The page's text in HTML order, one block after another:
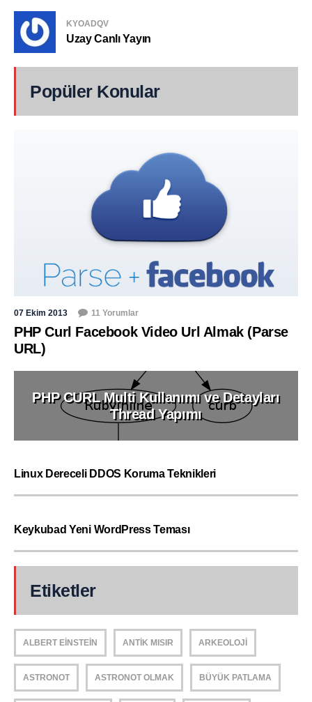
KYOADQV
Uzay Canlı Yayın
Popüler Konular
07 Ekim 2013 11 Yorumlar
PHP Curl Facebook Video Url Almak (Parse
URL)
PHP CURL Multi Kullanımı ve Detayları
Thread Yapımı
Linux Dereceli DDOS Koruma Teknikleri
Keykubad Yeni WordPress Teması
Etiketler
ALBERT EINSTEIN ANTIK MISIR ARKEOLOJI
ASTRONOT ASTRONOT OLMAK BÜYÜK PATLAMA